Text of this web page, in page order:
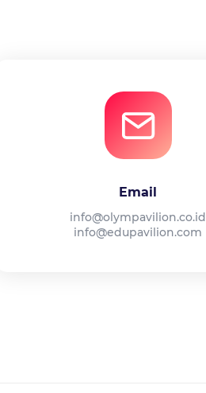
Email
info@olympavilion.co.id
info@edupavilion.com